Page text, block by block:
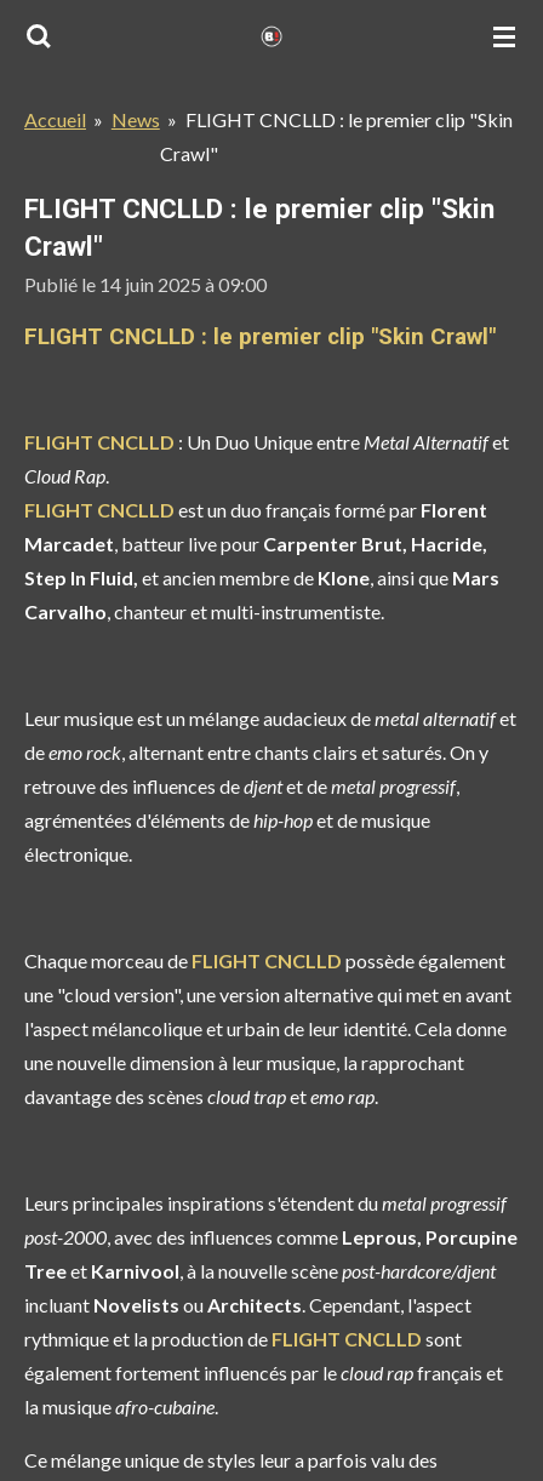
Passer
principal
Accueil » News » FLIGHT CNCLLD : le premier clip "Skin
Crawl"
FLIGHT CNCLLD : le premier clip "Skin
Crawl"
Publié le 14 juin 2025 à 09:00
FLIGHT CNCLLD : le premier clip "Skin Crawl"
FLIGHT CNCLLD : Un Duo Unique entre Metal Alternatifet
Cloud Rap.
FLIGHT CNCLLD est un duo français formé par Florent
Marcadet, batteur live pour Carpenter Brut, Hacride,
Step In Fluid, et ancien membre de Klone, ainsi que Mars
Carvalho, chanteur et multi-instrumentiste.
Leur musique est un mélange audacieux demetal alternatifet
deemo rock, alternant entre chants clairs et saturés. On y
retrouve des influences dedjentet demetal progressif,
agrémentées d'éléments dehip-hopet de musique
électronique.
Chaque morceau de FLIGHT CNCLLD possède également
une "cloud version", une version alternative qui met en avant
l'aspect mélancolique et urbain de leur identité. Cela donne
une nouvelle dimension à leur musique, la rapprochant
davantage des scènes cloud trapetemo rap.
Leurs principales inspirations s'étendent dumetal progressif
post-2000, avec des influences comme Leprous, Porcupine
Treeet Karnivool, à la nouvelle scènepost-hardcore/djent
incluant Novelists ouArchitects. Cependant, l'aspect
rythmique et la production de FLIGHT CNCLLD sont
également fortement influencés par lecloud rapfrançais et
la musiqueafro-cubaine.
Ce mélange unique de styles leur a parfois valu des